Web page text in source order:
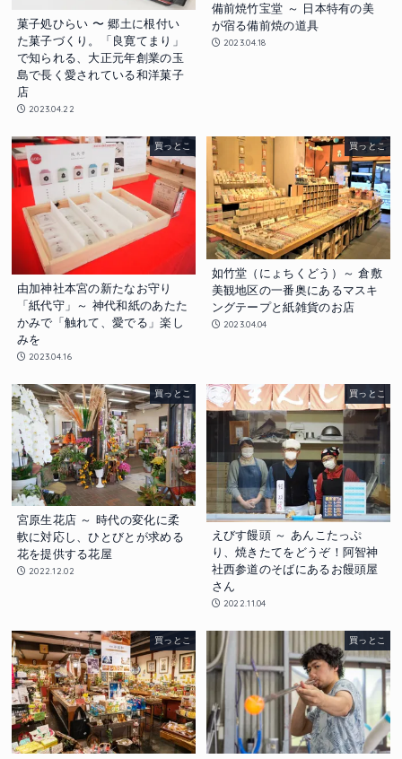
菓子処ひらい 〜 郷土に根付い
た菓子づくり。「良寛てまり」
で知られる、大正元年創業の玉
島で長く愛されている和洋菓子
店
2023.04.22
備前焼竹宝堂 ～ 日本特有の美
が宿る備前焼の道具
2023.04.18
買っとこ
由加神社本宮の新たなお守り
「紙代守」～ 神代和紙のあたた
かみで「触れて、愛でる」楽し
みを
2023.04.16
買っとこ
如竹堂（にょちくどう）～ 倉敷
美観地区の一番奥にあるマスキ
ングテープと紙雑貨のお店
2023.04.04
買っとこ
宮原生花店 ～ 時代の変化に柔
軟に対応し、ひとびとが求める
花を提供する花屋
2022.12.02
買っとこ
えびす饅頭 ～ あんこたっぷ
り、焼きたてをどうぞ！阿智神
社西参道のそばにあるお饅頭屋
さん
2022.11.04
買っとこ 買っとこ